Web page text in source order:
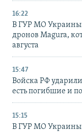
16:22
В ГУР МО Украины
дронов Magura,
августа
15:47
Войска РФ
есть погибшие и
15:15
В ГУР МО Украины